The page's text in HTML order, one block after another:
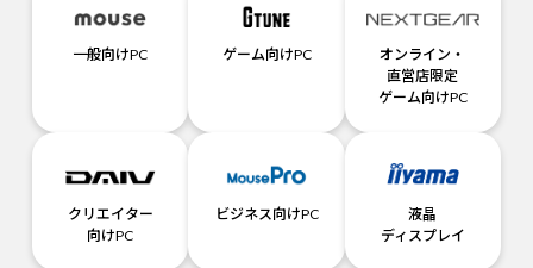
一般向けPC ゲーム向けPC
オンライン・
直営店限定
ゲーム向けPC
クリエイター
向けPC
ビジネス向けPC
液晶
ディスプレイ